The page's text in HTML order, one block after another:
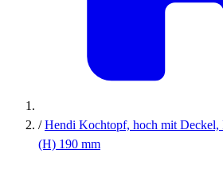
/ Hendi Kochtopf, hoch mit
(H) 190 mm